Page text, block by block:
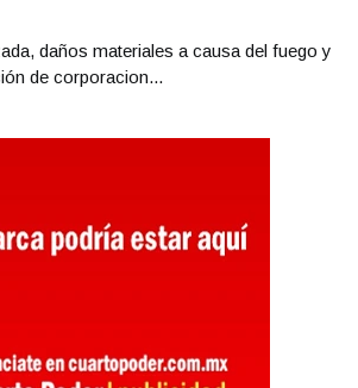
daños materiales a causa del fuego y
de corporacion...